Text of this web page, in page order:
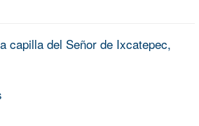
capilla del Señor de Ixcatepec,